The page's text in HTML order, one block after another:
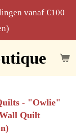
vanaf €100
- "Owlie"
Quilt